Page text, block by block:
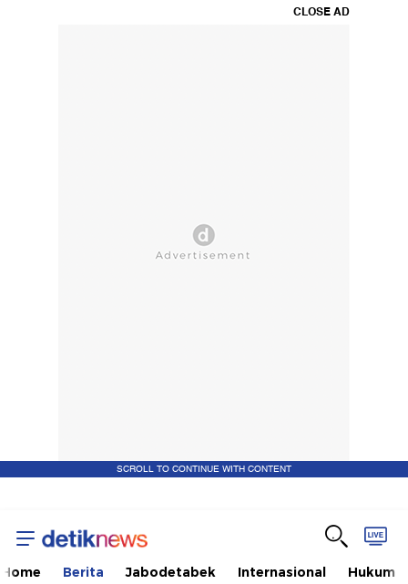
CLOSE AD
SCROLL TO CONTINUE WITH CONTENT
Home Berita Jabodetabek Internasional Hukum